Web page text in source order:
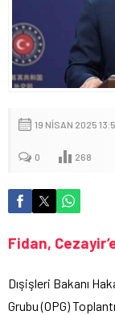
19 NISAN 2025
0 268
Fidan,
Dışişleri Bakanı
Grubu (OPG)